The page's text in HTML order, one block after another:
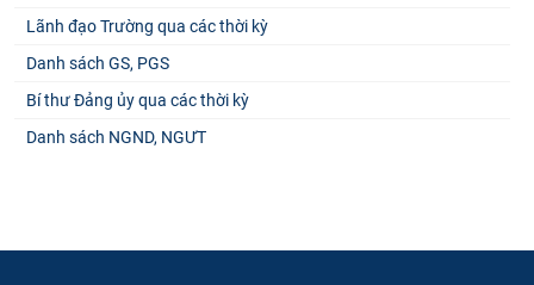
Lãnh đạo Trường qua các thời kỳ
Danh sách GS, PGS
Bí thư Đảng ủy qua các thời kỳ
Danh sách NGND, NGƯT